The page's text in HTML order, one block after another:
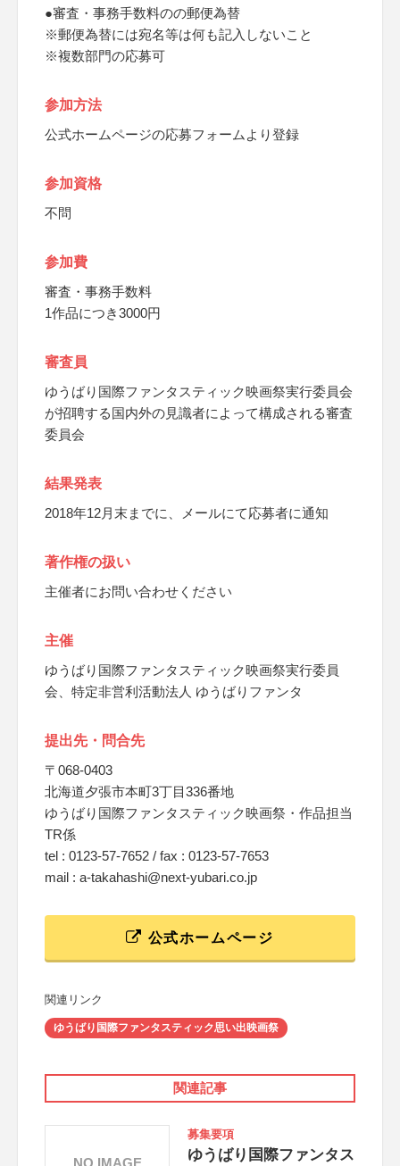
●審査・事務手数料のの郵便為替
※郵便為替には宛名等は何も記入しないこと
※複数部門の応募可
参加方法
公式ホームページの応募フォームより登録
参加資格
不問
参加費
審査・事務手数料
1作品につき3000円
審査員
ゆうばり国際ファンタスティック映画祭実行委員会
が招聘する国内外の見識者によって構成される審査
委員会
結果発表
2018年12月末までに、メールにて応募者に通知
著作権の扱い
主催者にお問い合わせください
主催
ゆうばり国際ファンタスティック映画祭実行委員
会、特定非営利活動法人 ゆうばりファンタ
提出先・問合先
〒068-0403
北海道夕張市本町3丁目336番地
ゆうばり国際ファンタスティック映画祭・作品担当
TR係
tel : 0123-57-7652 / fax : 0123-57-7653
mail : a-takahashi@next-yubari.co.jp
公式ホームページ
関連リンク
ゆうばり国際ファンタスティック思い出映画祭
関連記事
募集要項
ゆうばり国際ファンタス
NO IMAGE